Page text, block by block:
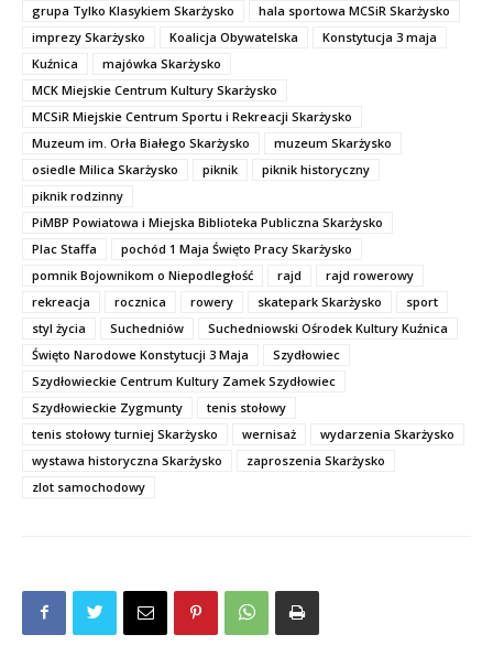
grupa Tylko Klasykiem Skarżysko
hala sportowa MCSiR Skarżysko
imprezy Skarżysko
Koalicja Obywatelska
Konstytucja 3 maja
Kuźnica
majówka Skarżysko
MCK Miejskie Centrum Kultury Skarżysko
MCSiR Miejskie Centrum Sportu i Rekreacji Skarżysko
Muzeum im. Orła Białego Skarżysko
muzeum Skarżysko
osiedle Milica Skarżysko
piknik
piknik historyczny
piknik rodzinny
PiMBP Powiatowa i Miejska Biblioteka Publiczna Skarżysko
Plac Staffa
pochód 1 Maja Święto Pracy Skarżysko
pomnik Bojownikom o Niepodległość
rajd
rajd rowerowy
rekreacja
rocznica rowery skatepark Skarżysko
sport
styl życia
Suchedniów
Suchedniowski Ośrodek Kultury Kuźnica
Święto Narodowe Konstytucji 3 Maja
Szydłowiec
Szydłowieckie Centrum Kultury Zamek Szydłowiec
Szydłowieckie Zygmunty
tenis stołowy
tenis stołowy turniej Skarżysko
wernisaż
wydarzenia Skarżysko
wystawa historyczna Skarżysko
zaproszenia Skarżysko
zlot samochodowy